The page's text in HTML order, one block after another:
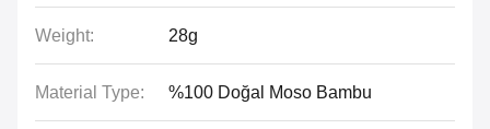
Weight: 28g
Material Type: %100 Doğal Moso Bambu